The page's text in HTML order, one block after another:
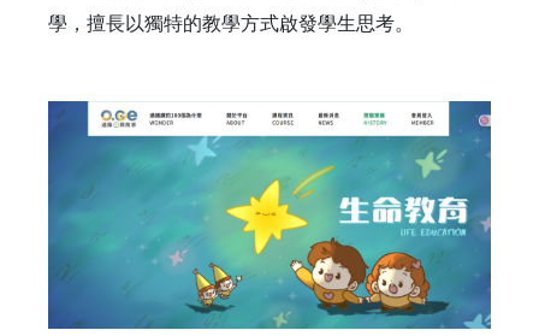
學，擅長以獨特的教學方式啟發學生思考。